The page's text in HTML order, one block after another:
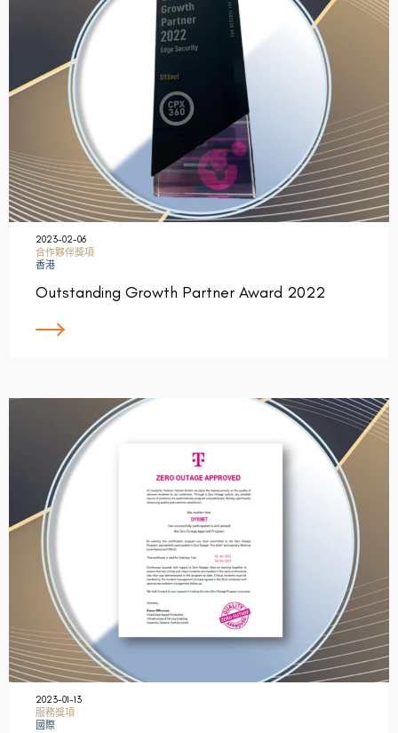
2023-02-06
合作夥伴獎項
香港
Outstanding Growth Partner Award 2022
2023-01-13
服務獎項
國際